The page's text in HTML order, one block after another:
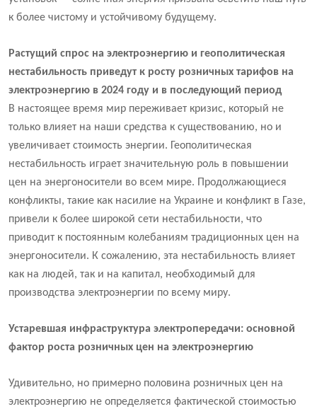
к более чистому и устойчивому будущему.
Растущий спрос на электроэнергию и геополитическая
нестабильность приведут к росту розничных тарифов на
электроэнергию в 2024 году и в последующий период
В настоящее время мир переживает кризис, который не
только влияет на наши средства к существованию, но и
увеличивает стоимость энергии. Геополитическая
нестабильность играет значительную роль в повышении
цен на энергоносители во всем мире. Продолжающиеся
конфликты, такие как насилие на Украине и конфликт в Газе,
привели к более широкой сети нестабильности, что
приводит к постоянным колебаниям традиционных цен на
энергоносители. К сожалению, эта нестабильность влияет
как на людей, так и на капитал, необходимый для
производства электроэнергии по всему миру.
Устаревшая инфраструктура электропередачи: основной
фактор роста розничных цен на электроэнергию
Удивительно, но примерно половина розничных цен на
электроэнергию не определяется фактической стоимостью